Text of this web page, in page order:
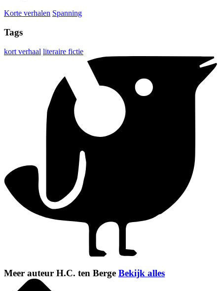
Korte verhalen Spanning
Tags
kort verhaal literaire fictie
Meer auteur H.C. ten Berge Bekijk alles